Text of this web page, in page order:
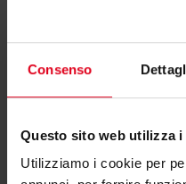
Consenso
Questo sito web utilizza i
Utilizziamo i cookie per
Altri
perimetrali,